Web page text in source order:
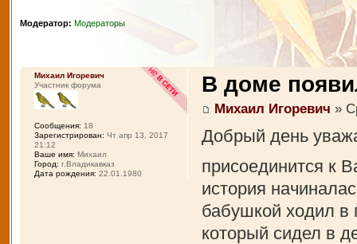
Модератор: Модераторы
В доме
Михаил Игоревич »
Добрый день
присоединится к
история
бабушкой ходил в
который сидел в
Михаил Игоревич
Участник форума
Сообщения: 18
Зарегистрирован: Чт апр 13, 2017
21:12
Ваше имя: Михаил
Город: г.Владикавказ
Дата рождения: 22.01.1980